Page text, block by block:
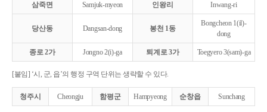
삼죽면 Samjuk-myeon 인왕리 Inwang-ri
당산동 Dangsan-dong 봉천 1동
Bongcheon 1(il)-
dong
종로 2가 Jongno 2(i)-ga 퇴계로 3가 Toegyero 3(sam)-ga
[붙임] ‘시, 군, 읍’의 행정 구역 단위는 생략할 수 있다.
청주시 Cheongju 함평군 Hampyeong 순창읍 Sunchang